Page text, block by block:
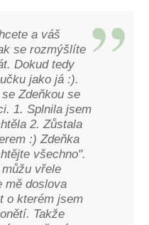
a váš
se rozmýšlíte
Dokud tedy
jako já :).
Zdeňkou se
1. Splnila jsem
2. Zůstala
:) Zdeňka
všechno".
vřele
mě doslova
o kterém jsem
Takže